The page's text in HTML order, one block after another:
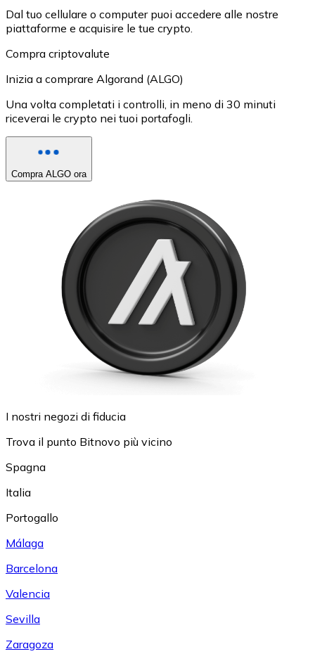
Dal tuo cellulare o computer puoi accedere alle nostre
piattaforme e acquisire le tue crypto.
Compra criptovalute
Inizia a comprare Algorand (ALGO)
Una volta completati i controlli, in meno di 30 minuti
riceverai le crypto nei tuoi portafogli.
Compra ALGO ora
I nostri negozi di fiducia
Trova il punto Bitnovo più vicino
Spagna
Italia
Portogallo
Málaga
Barcelona
Valencia
Sevilla
Zaragoza